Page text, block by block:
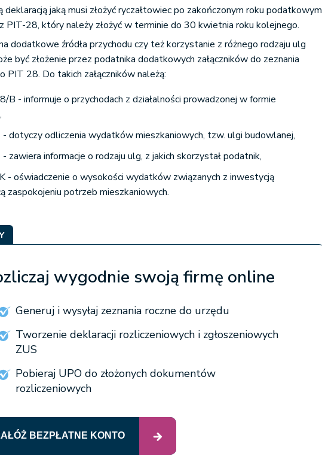
jaką musi złożyć ryczałtowiec po zakończonym roku podatkowym
PIT-28, który należy złożyć w terminie do 30 kwietnia roku kolejnego.
dodatkowe źródła przychodu czy też korzystanie z różnego rodzaju ulg
być złożenie przez podatnika dodatkowych załączników do zeznania
PIT 28. Do takich załączników należą:
B - informuje o przychodach z działalności prowadzonej w formie
dotyczy odliczenia wydatków mieszkaniowych, tzw. ulgi budowlanej,
zawiera informacje o rodzaju ulg, z jakich skorzystał podatnik,
- oświadczenie o wysokości wydatków związanych z inwestycją
zaspokojeniu potrzeb mieszkaniowych.
wygodnie swoją firmę online
Generuj i wysyłaj zeznania roczne do urzędu
Tworzenie deklaracji rozliczeniowych i zgłoszeniowych
ZUS
Pobieraj UPO do złożonych dokumentów
rozliczeniowych
BEZPŁATNE KONTO